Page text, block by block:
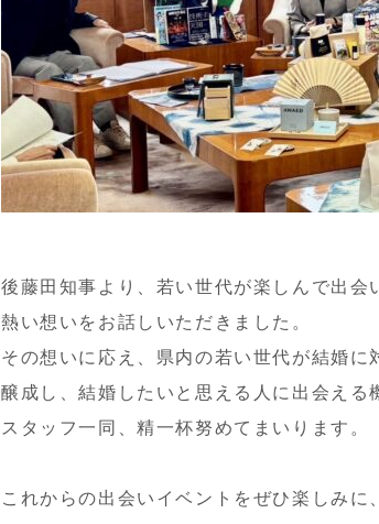
後藤田知事より、若い世代が楽しんで出
熱い想いをお話しいただきました。
その想いに応え、県内の若い世代が結婚に
醸成し、結婚したいと思える人に出会える
スタッフ一同、精一杯努めてまいります。
これからの出会いイベントをぜひ楽しみ